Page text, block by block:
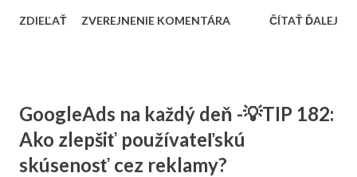
konverzného pomeru a skóre kvality . Nízke CTR môže
výbere publika alebo na samotnej stránke. Sledujte aj
segmentáciu podľa zariadení, lokalít a vyhľadávacích výrazov
. Často sa stáva, že reklama funguje len v niektorých
ZDIEĽAŤ ZVEREJNENIE KOMENTÁRA ČÍTAŤ ĎALEJ
GoogleAds na každý deň -💡TIP 182:
Ako zlepšiť používateľskú
skúsenosť cez reklamy?